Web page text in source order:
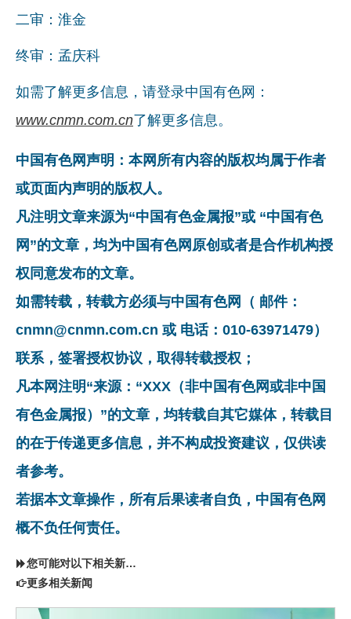
二审：淮金
终审：孟庆科
如需了解更多信息，请登录中国有色网：
www.cnmn.com.cn了解更多信息。
中国有色网声明：本网所有内容的版权均属于作者
或页面内声明的版权人。
凡注明文章来源为“中国有色金属报”或 “中国有色
网”的文章，均为中国有色网原创或者是合作机构授
权同意发布的文章。
如需转载，转载方必须与中国有色网（ 邮件：
cnmn@cnmn.com.cn 或 电话：010-63971479）
联系，签署授权协议，取得转载授权；
凡本网注明“来源：“XXX（非中国有色网或非中国
有色金属报）”的文章，均转载自其它媒体，转载目
的在于传递更多信息，并不构成投资建议，仅供读
者参考。
若据本文章操作，所有后果读者自负，中国有色网
概不负任何责任。
您可能对以下相关新闻同样感兴趣
更多相关新闻